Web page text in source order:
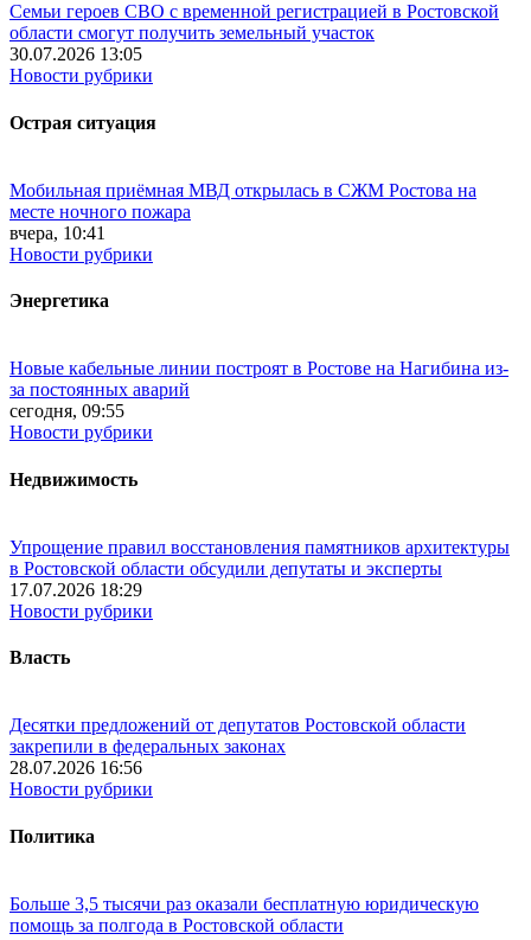
Семьи героев СВО с временной регистрацией в Ростовской
области смогут получить земельный участок
30.07.2026 13:05
Новости рубрики
Острая ситуация
Мобильная приёмная МВД открылась в СЖМ Ростова на
месте ночного пожара
вчера, 10:41
Новости рубрики
Энергетика
Новые кабельные линии построят в Ростове на Нагибина из-
за постоянных аварий
сегодня, 09:55
Новости рубрики
Недвижимость
Упрощение правил восстановления памятников архитектуры
в Ростовской области обсудили депутаты и эксперты
17.07.2026 18:29
Новости рубрики
Власть
Десятки предложений от депутатов Ростовской области
закрепили в федеральных законах
28.07.2026 16:56
Новости рубрики
Политика
Больше 3,5 тысячи раз оказали бесплатную юридическую
помощь за полгода в Ростовской области